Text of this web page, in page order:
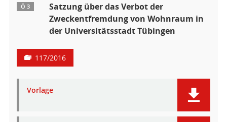
Ö 3
Satzung über das Verbot der
Zweckentfremdung von Wohnraum in
der Universitätsstadt Tübingen
117/2016
Vorlage